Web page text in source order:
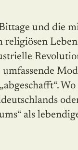
und die
umfassende
als